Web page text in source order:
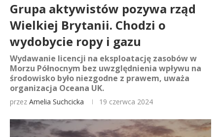
Grupa aktywistów pozywa rząd
Wielkiej Brytanii. Chodzi o
wydobycie ropy i gazu
Wydawanie licencji na eksploatację zasobów w
Morzu Północnym bez uwzględnienia wpływu na
środowisko było niezgodne z prawem, uważa
organizacja Oceana UK.
przez Amelia Suchcicka 19 czerwca 2024